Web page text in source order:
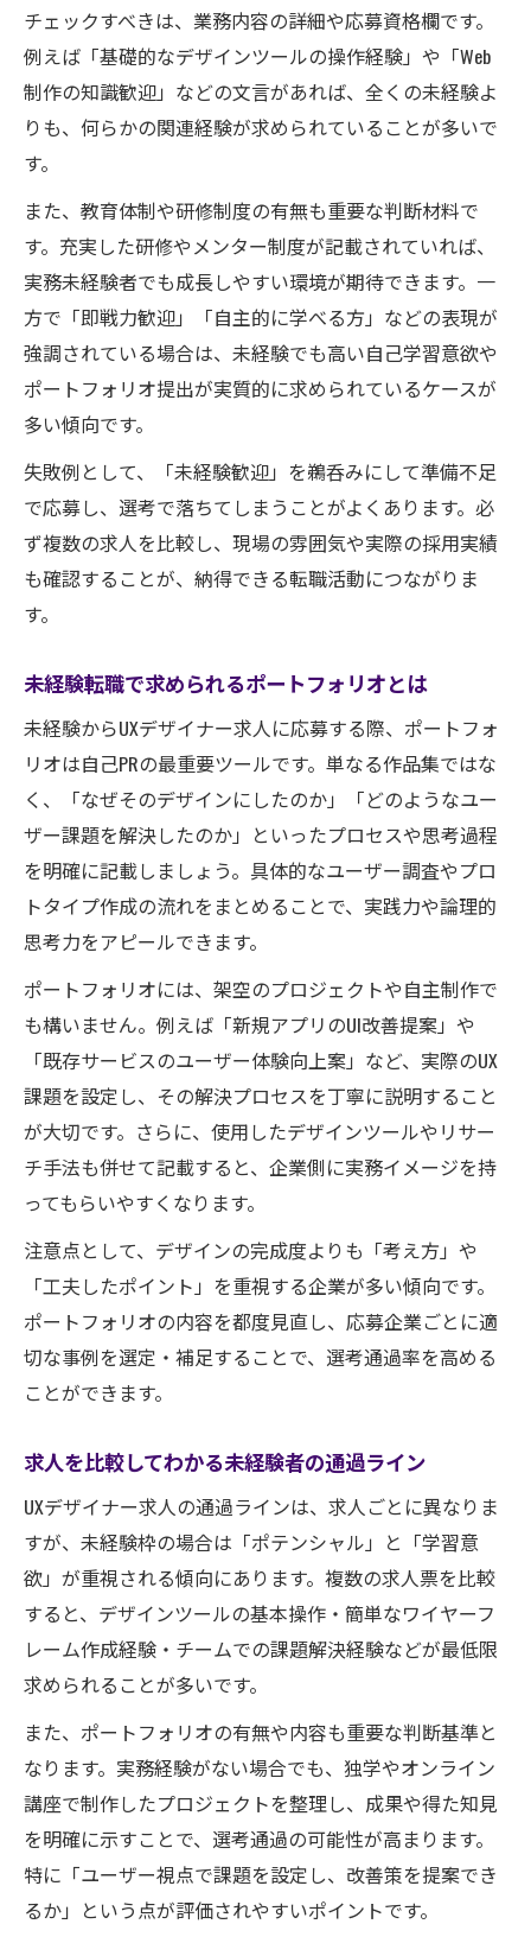
チェックすべきは、業務内容の詳細や応募資格欄です。
例えば「基礎的なデザインツールの操作経験」や「Web
制作の知識歓迎」などの文言があれば、全くの未経験よ
りも、何らかの関連経験が求められていることが多いで
す。
また、教育体制や研修制度の有無も重要な判断材料で
す。充実した研修やメンター制度が記載されていれば、
実務未経験者でも成長しやすい環境が期待できます。一
方で「即戦力歓迎」「自主的に学べる方」などの表現が
強調されている場合は、未経験でも高い自己学習意欲や
ポートフォリオ提出が実質的に求められているケースが
多い傾向です。
失敗例として、「未経験歓迎」を鵜呑みにして準備不足
で応募し、選考で落ちてしまうことがよくあります。必
ず複数の求人を比較し、現場の雰囲気や実際の採用実績
も確認することが、納得できる転職活動につながりま
す。
未経験転職で求められるポートフォリオとは
未経験からUXデザイナー求人に応募する際、ポートフォ
リオは自己PRの最重要ツールです。単なる作品集ではな
く、「なぜそのデザインにしたのか」「どのようなユー
ザー課題を解決したのか」といったプロセスや思考過程
を明確に記載しましょう。具体的なユーザー調査やプロ
トタイプ作成の流れをまとめることで、実践力や論理的
思考力をアピールできます。
ポートフォリオには、架空のプロジェクトや自主制作で
も構いません。例えば「新規アプリのUI改善提案」や
「既存サービスのユーザー体験向上案」など、実際のUX
課題を設定し、その解決プロセスを丁寧に説明すること
が大切です。さらに、使用したデザインツールやリサー
チ手法も併せて記載すると、企業側に実務イメージを持
ってもらいやすくなります。
注意点として、デザインの完成度よりも「考え方」や
「工夫したポイント」を重視する企業が多い傾向です。
ポートフォリオの内容を都度見直し、応募企業ごとに適
切な事例を選定・補足することで、選考通過率を高める
ことができます。
求人を比較してわかる未経験者の通過ライン
UXデザイナー求人の通過ラインは、求人ごとに異なりま
すが、未経験枠の場合は「ポテンシャル」と「学習意
欲」が重視される傾向にあります。複数の求人票を比較
すると、デザインツールの基本操作・簡単なワイヤーフ
レーム作成経験・チームでの課題解決経験などが最低限
求められることが多いです。
また、ポートフォリオの有無や内容も重要な判断基準と
なります。実務経験がない場合でも、独学やオンライン
講座で制作したプロジェクトを整理し、成果や得た知見
を明確に示すことで、選考通過の可能性が高まります。
特に「ユーザー視点で課題を設定し、改善策を提案でき
るか」という点が評価されやすいポイントです。